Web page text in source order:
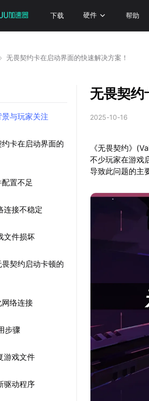
下载 硬件 帮助
无畏契约卡在启动界面的快速解决方案！
与玩家关注
卡在启动界面的
配置不足
连接不稳定
文件损坏
契约启动卡顿的
网络连接
步骤
游戏文件
驱动程序
无畏契约
2025-10-16
《无畏契约》
不少玩家在游戏
导致此问题的主